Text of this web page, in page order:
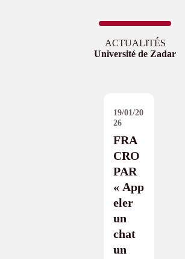
ACTUALITÉS
Université de Zadar
19/01/20
26
FRA
CRO
PAR
« App
eler
un
chat
un